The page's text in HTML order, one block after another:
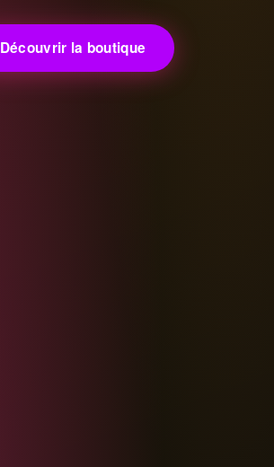
Découvrir la boutique